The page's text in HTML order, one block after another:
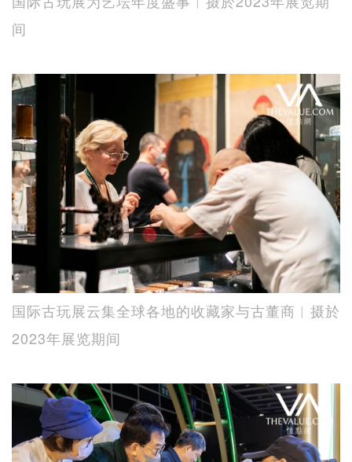
间
国际古玩展云集全球各地的收藏家与古董商︱摄於
2023年展览期间